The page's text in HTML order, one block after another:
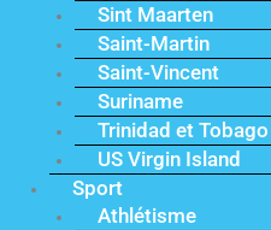
Sint Maarten
Saint-Martin
Saint-Vincent
Suriname
Trinidad et Tobago
US Virgin Island
Sport
Athlétisme